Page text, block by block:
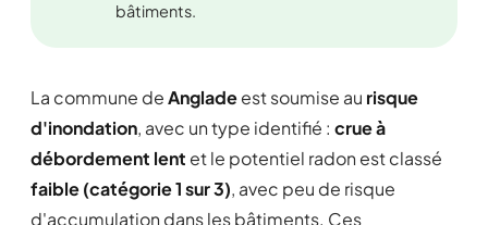
bâtiments.
La commune deAngladeest soumise au risque
d'inondation, avec un type identifié : crue à
débordement lent et le potentiel radon est classé
faible (catégorie 1 sur 3), avec peu de risque
d'accumulation dans les bâtiments. Ces